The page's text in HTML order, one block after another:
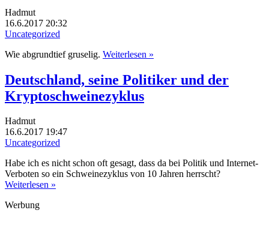
Hadmut
16.6.2017 20:32
Uncategorized
Wie abgrundtief gruselig. Weiterlesen »
Deutschland, seine Politiker und der
Kryptoschweinezyklus
Hadmut
16.6.2017 19:47
Uncategorized
Habe ich es nicht schon oft gesagt, dass da bei Politik und Internet-
Verboten so ein Schweinezyklus von 10 Jahren herrscht?
Weiterlesen »
Werbung